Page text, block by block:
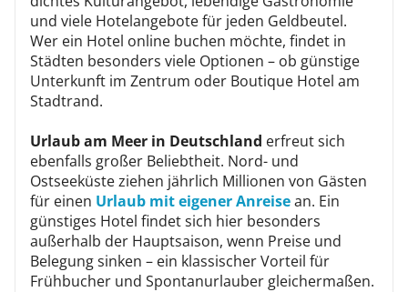
und viele Hotelangebote für jeden Geldbeutel.
Wer ein Hotel online buchen möchte, findet in
Städten besonders viele Optionen – ob günstige
Unterkunft im Zentrum oder Boutique Hotel am
Stadtrand.
Urlaub am Meer in Deutschland erfreut sich
ebenfalls großer Beliebtheit. Nord- und
Ostseeküste ziehen jährlich Millionen von Gästen
für einen Urlaub mit eigener Anreisean. Ein
günstiges Hotel findet sich hier besonders
außerhalb der Hauptsaison, wenn Preise und
Belegung sinken – ein klassischer Vorteil für
Frühbucher und Spontanurlauber gleichermaßen.